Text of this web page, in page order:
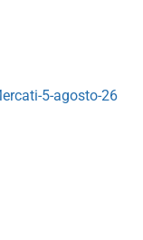
5-agosto-26